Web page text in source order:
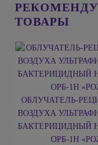
ТОВАРЫ
ОБЛУЧАТЕЛЬ-
ВОЗДУХА
БАКТЕРИЦИДНЫЙ
ОРБ-1Н